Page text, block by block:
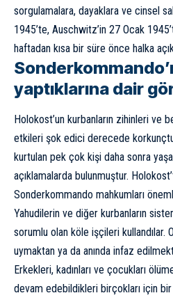
sorgulamalara, dayaklara ve cinsel
1945’te, Auschwitz’in 27 Ocak
haftadan kısa bir süre önce halka
yaptıklarına dair
Holokost’un kurbanların zihinleri ve
etkileri şok edici derecede
kurtulan pek çok kişi daha sonra
açıklamalarda bulunmuştur.
Sonderkommando mahkumları
Yahudilerin ve diğer kurbanların
sorumlu olan köle işçileri kullandılar.
uymaktan ya da anında infaz
Erkekleri, kadınları ve çocukları
devam edebildikleri birçokları için